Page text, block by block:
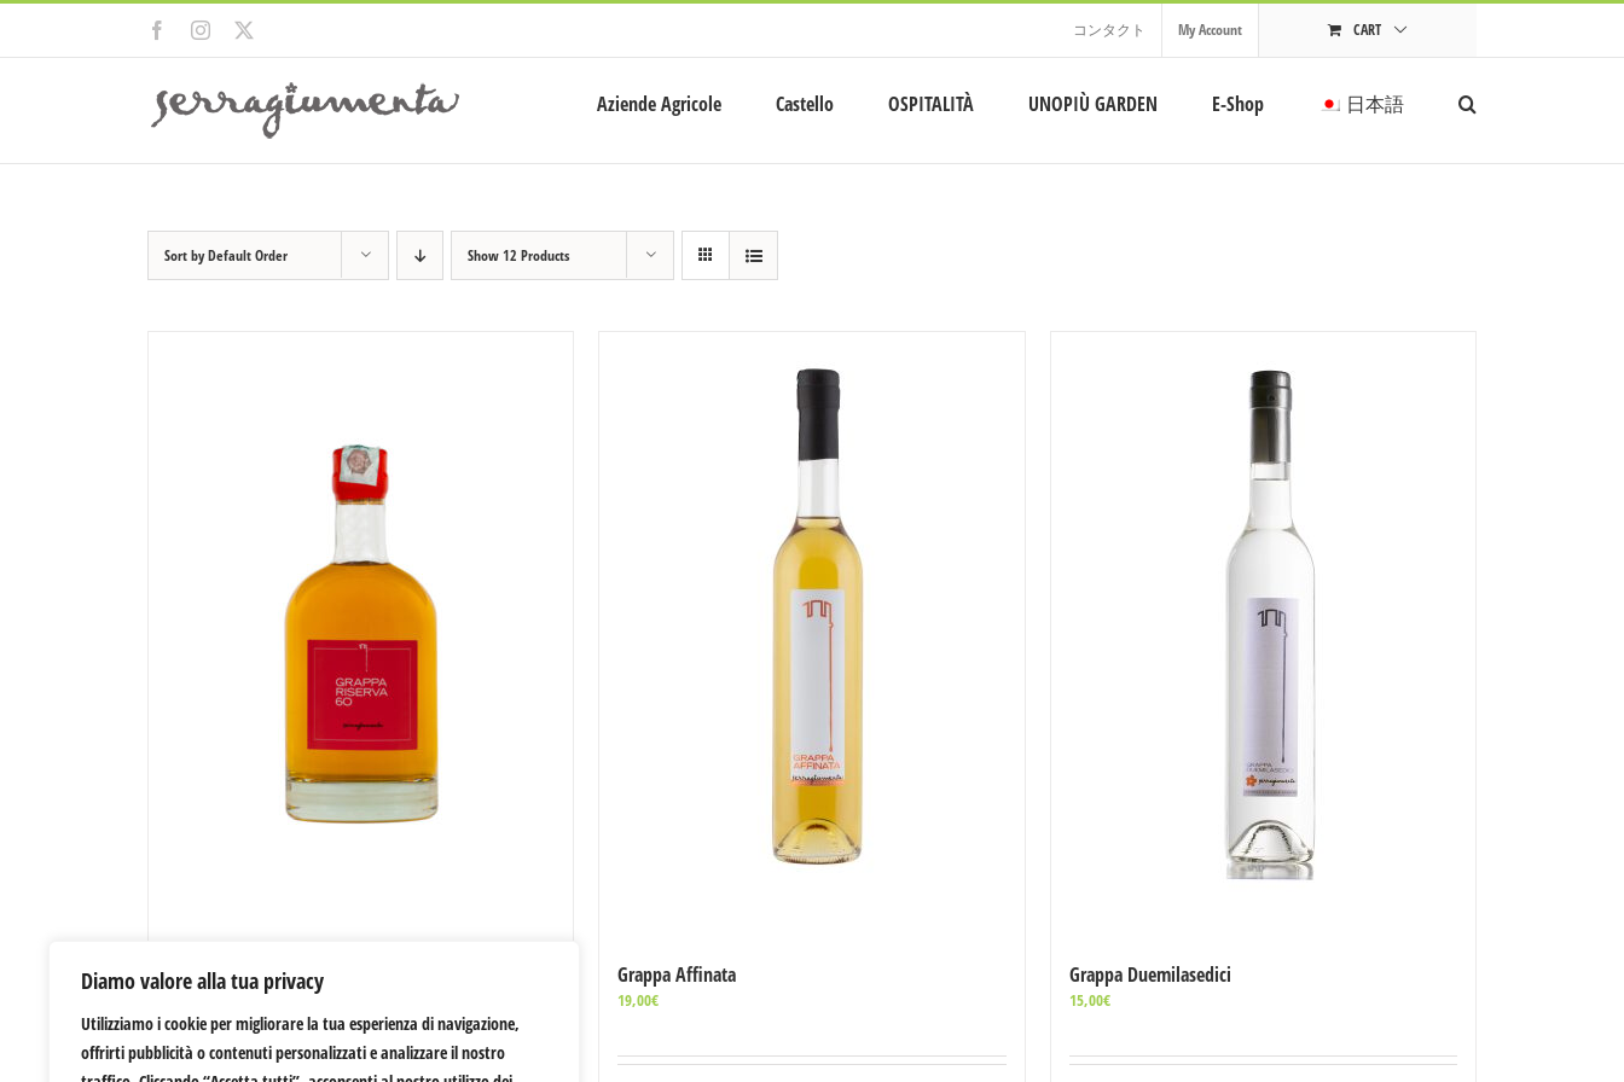
Diamo valore alla tua privacy
Utilizziamo i cookie per migliorare la tua esperienza di navigazione,
offrirti pubblicità o contenuti personalizzati e analizzare il nostro
Skip
content
FacebookInstagram コンタクト My Account CART
Aziende Agricole Castello OSPITALITÀ UNOPIÙ GARDEN E-Shop 日本語
Sort byDefault Order Show12 Products
Grappa Riserva Grappa Affinata
19,00€
Grappa Duemilasedici
15,00€